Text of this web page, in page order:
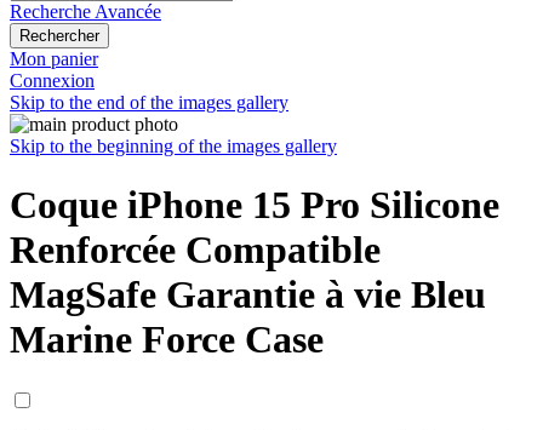
Recherche Avancée
Rechercher
Mon panier
Connexion
Skip to the end of the images gallery
Skip to the beginning of the images gallery
Coque iPhone 15 Pro Silicone
Renforcée Compatible
MagSafe Garantie à vie Bleu
Marine Force Case